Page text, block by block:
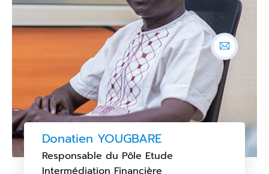
Donatien YOUGBARE
Responsable du Pôle Etude
Intermédiation Financière